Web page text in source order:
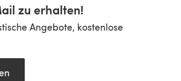
zu erhalten!
Angebote, kostenlose